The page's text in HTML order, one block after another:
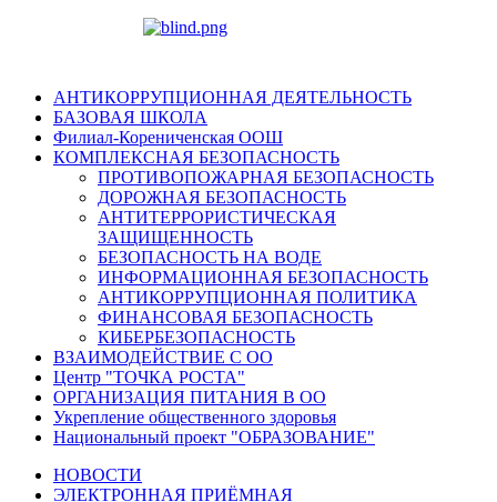
АНТИКОРРУПЦИОННАЯ ДЕЯТЕЛЬНОСТЬ
БАЗОВАЯ ШКОЛА
Филиал-Корениченская ООШ
КОМПЛЕКСНАЯ БЕЗОПАСНОСТЬ
ПРОТИВОПОЖАРНАЯ БЕЗОПАСНОСТЬ
ДОРОЖНАЯ БЕЗОПАСНОСТЬ
АНТИТЕРРОРИСТИЧЕСКАЯ
ЗАЩИЩЕННОСТЬ
БЕЗОПАСНОСТЬ НА ВОДЕ
ИНФОРМАЦИОННАЯ БЕЗОПАСНОСТЬ
АНТИКОРРУПЦИОННАЯ ПОЛИТИКА
ФИНАНСОВАЯ БЕЗОПАСНОСТЬ
КИБЕРБЕЗОПАСНОСТЬ
ВЗАИМОДЕЙСТВИЕ С ОО
Центр "ТОЧКА РОСТА"
ОРГАНИЗАЦИЯ ПИТАНИЯ В ОО
Укрепление общественного здоровья
Национальный проект "ОБРАЗОВАНИЕ"
НОВОСТИ
ЭЛЕКТРОННАЯ ПРИЁМНАЯ